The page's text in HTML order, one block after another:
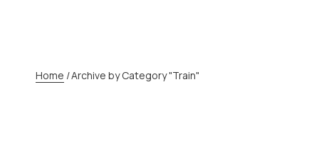
Home /Archive by Category "Train"